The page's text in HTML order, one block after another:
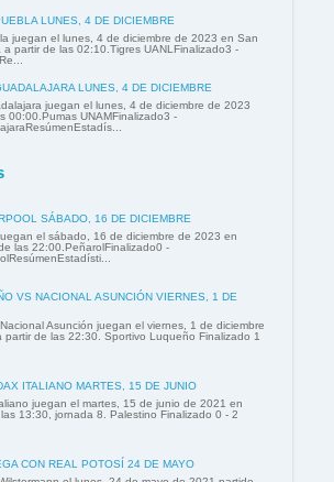
LUNES, 4 DE DICIEMBRE
juegan el lunes, 4 de diciembre de 2023 en San
a partir de las 02:10.Tigres UANLFinalizado3 -
LUNES, 4 DE DICIEMBRE
juegan el lunes, 4 de diciembre de 2023
00:00.Pumas UNAMFinalizado3 -
SÁBADO, 16 DE DICIEMBRE
el sábado, 16 de diciembre de 2023 en
las 22:00.PeñarolFinalizado0 -
VS NACIONAL ASUNCIÓN VIERNES, 1 DE
Asunción juegan el viernes, 1 de diciembre
de las 22:30. Sportivo Luqueño Finalizado 1
ITALIANO MARTES, 15 DE JUNIO
juegan el martes, 15 de junio de 2021 en
13:30, jornada 8. Palestino Finalizado 0 - 2
CON REAL POTOSÍ 24 DE MAYO